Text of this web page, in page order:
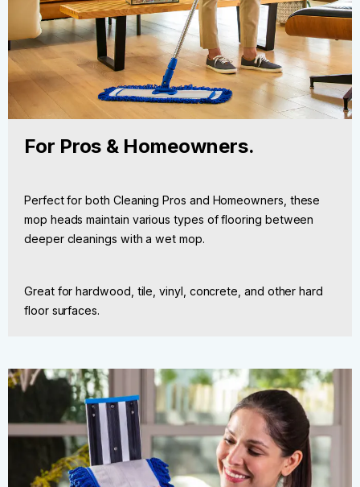
For Pros & Homeowners.
Perfect for both Cleaning Pros and Homeowners, these
mop heads maintain various types of flooring between
deeper cleanings with a wet mop.
Great for hardwood, tile, vinyl, concrete, and other hard
floor surfaces.